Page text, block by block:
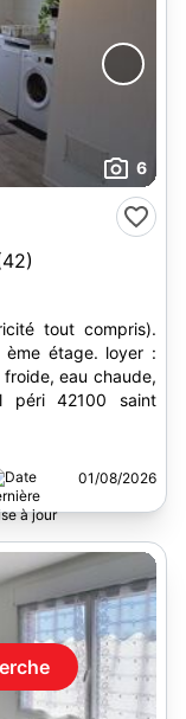
6
tout compris).
étage. loyer :
eau chaude,
péri 42100 saint
01/08/2026